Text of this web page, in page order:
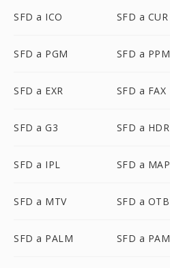
SFD a ICO SFD a CUR
SFD a PGM SFD a PPM
SFD a EXR SFD a FAX
SFD a G3 SFD a HDR
SFD a IPL SFD a MAP
SFD a MTV SFD a OTB
SFD a PALM SFD a PAM